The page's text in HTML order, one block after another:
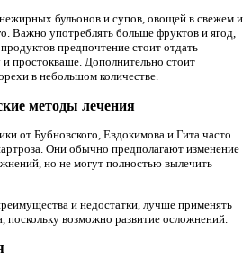
бульонов и супов, овощей в свежем и
Важно употреблять больше фруктов и ягод,
предпочтение стоит отдать
простокваше. Дополнительно стоит
в небольшом количестве.
методы лечения
от Бубновского, Евдокимова и Гита часто
Они обычно предполагают изменение
но не могут полностью вылечить
и недостатки, лучше применять
поскольку возможно развитие осложнений.